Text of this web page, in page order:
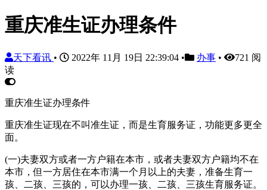
重庆准生证办理条件
天下看讯 • 2022年 11月 19日 22:39:04 • 办事 •
721 阅
读
重庆准生证办理条件
重庆准生证现在不叫准生证，而是生育服务证，功能更多更全
面。
(一)夫妻双方或者一方户籍在本市，或者夫妻双方户籍均不在
本市，但一方居住在本市满一个月以上的夫妻，准备生育一
孩、二孩、三孩的，可以办理一孩、二孩、三孩生育服务证。